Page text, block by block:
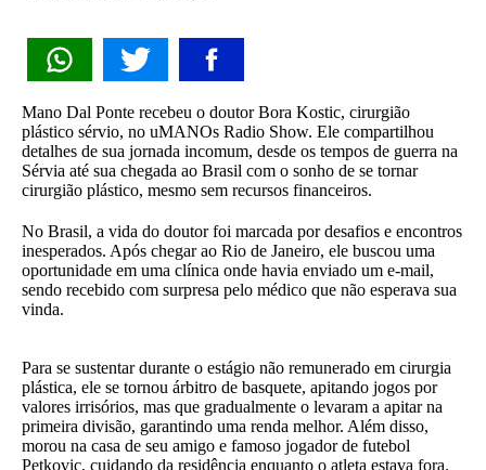
Mano Dal Ponte recebeu o doutor Bora Kostic, cirurgião
plástico sérvio, no uMANOs Radio Show. Ele compartilhou
detalhes de sua jornada incomum, desde os tempos de guerra na
Sérvia até sua chegada ao Brasil com o sonho de se tornar
cirurgião plástico, mesmo sem recursos financeiros.
No Brasil, a vida do doutor foi marcada por desafios e encontros
inesperados. Após chegar ao Rio de Janeiro, ele buscou uma
oportunidade em uma clínica onde havia enviado um e-mail,
sendo recebido com surpresa pelo médico que não esperava sua
vinda.
Para se sustentar durante o estágio não remunerado em cirurgia
plástica, ele se tornou árbitro de basquete, apitando jogos por
valores irrisórios, mas que gradualmente o levaram a apitar na
primeira divisão, garantindo uma renda melhor. Além disso,
morou na casa de seu amigo e famoso jogador de futebol
Petkovic, cuidando da residência enquanto o atleta estava fora.